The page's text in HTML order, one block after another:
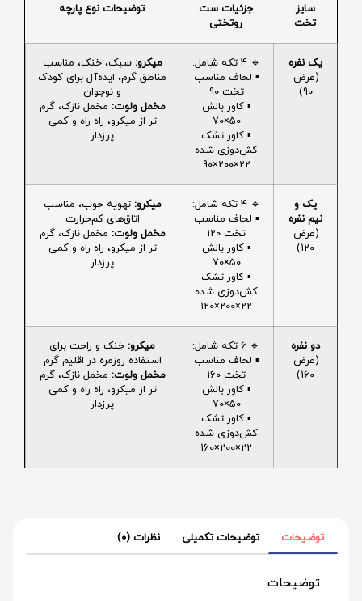
سایز
تخت
جزئیات ست
روتختی
توضیحات نوع پارچه
یک نفره
(عرض
90)
🔹 4 تکه شامل:
▪️ لحاف مناسب
تخت 90
▪️ کاور بالش
50×70
▪️ کاور تشک
کش‌دوزی شده
22×200×90
میکرو: سبک، خنک، مناسب
مناطق گرم، ایده‌آل برای کودک
و نوجوان
مخمل ولوت: مخمل نازک، گرم
تر از میکرو، راه راه و کمی
پرزدار
یک و
نیم نفره
(عرض
120)
🔹 4 تکه شامل:
▪️ لحاف مناسب
تخت 120
▪️ کاور بالش
50×70
▪️ کاور تشک
کش‌دوزی شده
22×200×120
میکرو: تهویه خوب، مناسب
اتاق‌های کم‌حرارت
مخمل ولوت: مخمل نازک، گرم
تر از میکرو، راه راه و کمی
پرزدار
دو نفره
(عرض
160)
🔹 6 تکه شامل:
▪️ لحاف مناسب
تخت 160
▪️ کاور بالش
50×70
▪️ کاور تشک
کش‌دوزی شده
22×200×160
میکرو: خنک و راحت برای
استفاده روزمره در اقلیم گرم
مخمل ولوت: مخمل نازک، گرم
تر از میکرو، راه راه و کمی
پرزدار
توضیحات توضیحات تکمیلی نظرات (0)
توضیحات